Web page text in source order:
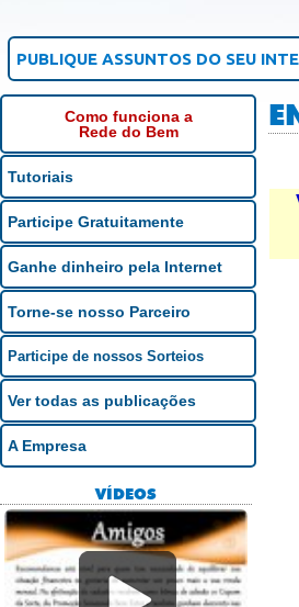
PUBLIQUE ASSUNTOS DO SEU
Como funciona a
Rede do Bem
Tutoriais
Participe Gratuitamente
Ganhe dinheiro pela Internet
Torne-se nosso Parceiro
Participe de nossos Sorteios
Ver todas as publicações
A Empresa
VÍDEOS